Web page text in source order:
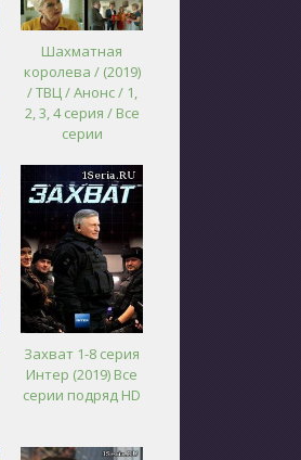
Шахматная
королева / (2019)
/ ТВЦ / Анонс / 1,
2, 3, 4 серия / Все
серии
Захват 1-8 серия
Интер (2019) Все
серии подряд HD